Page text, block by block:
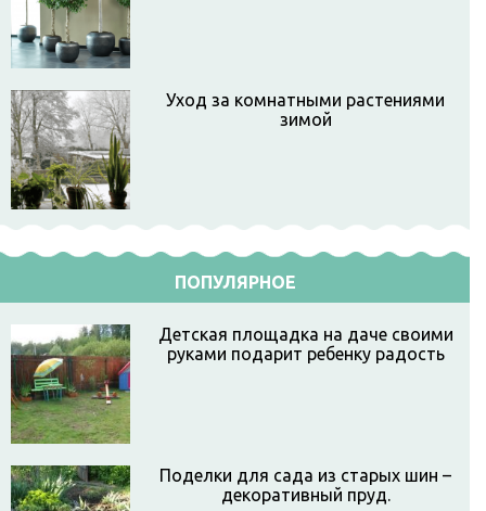
Уход за комнатными растениями
зимой
ПОПУЛЯРНОЕ
Детская площадка на даче своими
руками подарит ребенку радость
Поделки для сада из старых шин –
декоративный пруд.